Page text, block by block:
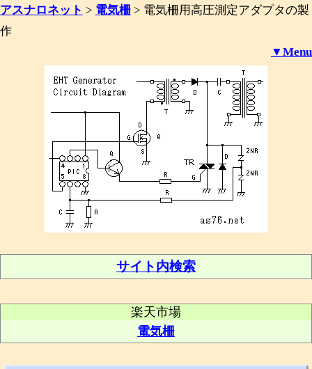
アスナロネット > 電気柵 > 電気柵用高圧測定アダプタの製
作
▼Menu
サイト内検索
楽天市場
電気柵